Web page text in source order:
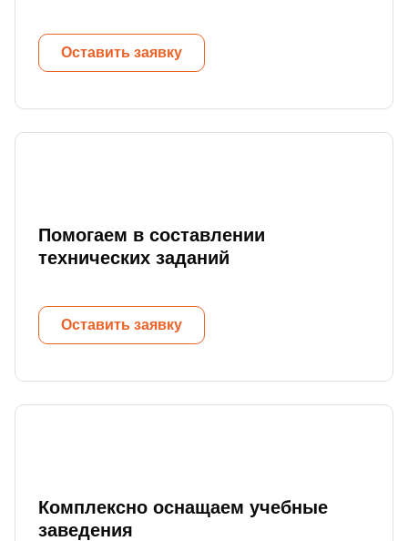
Оставить заявку
Помогаем в составлении
технических заданий
Оставить заявку
Комплексно оснащаем учебные
заведения